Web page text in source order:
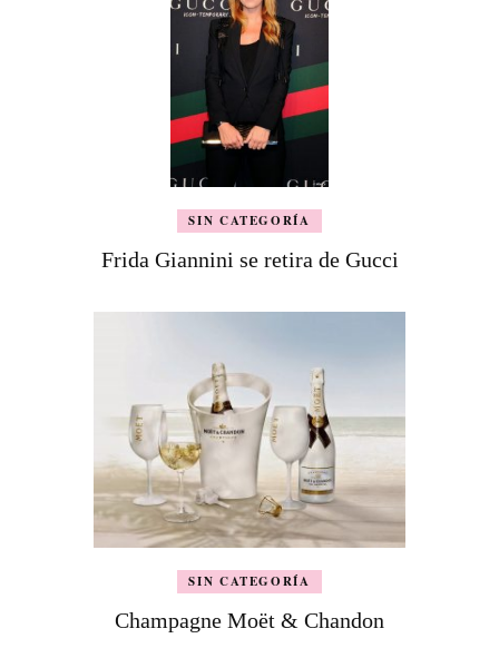
SIN CATEGORÍA
Frida Giannini se retira de Gucci
SIN CATEGORÍA
Champagne Moët & Chandon